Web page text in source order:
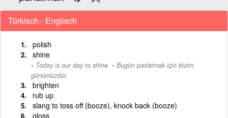
Türkisch - Englisch
polish
shine
Today is our day to shine. - Bugün parlatmak için bizim
günümüzdür.
brighten
rub up
slang to toss off (booze), knock back (booze)
gloss